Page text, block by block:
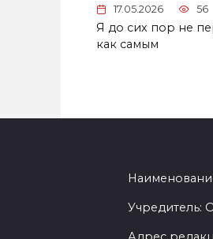
17.05.2026 56
Я до сих пор не
как самым